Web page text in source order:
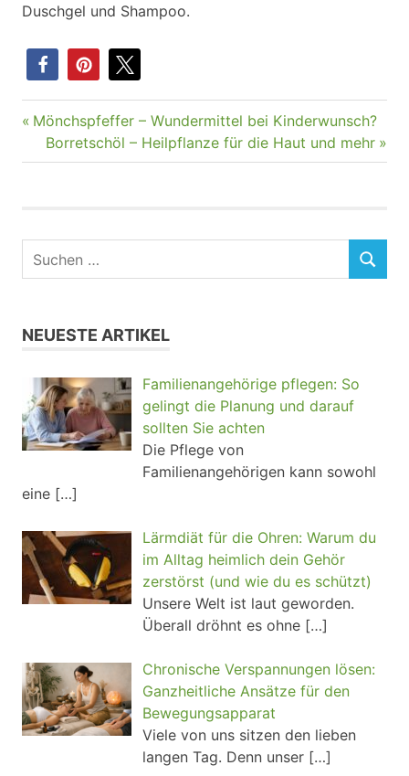
Duschgel und Shampoo.
Beitragsnavigation
Vorheriger
Beitrag:
Mönchspfeffer – Wundermittel bei Kinderwunsch?
Nächster
Beitrag:
Borretschöl – Heilpflanze für die Haut und mehr
NEUESTE ARTIKEL
Familienangehörige pflegen: So
gelingt die Planung und darauf
sollten Sie achten
Die Pflege von
Familienangehörigen kann sowohl
eine […]
Lärmdiät für die Ohren: Warum du
im Alltag heimlich dein Gehör
zerstörst (und wie du es schützt)
Unsere Welt ist laut geworden.
Überall dröhnt es ohne […]
Chronische Verspannungen lösen:
Ganzheitliche Ansätze für den
Bewegungsapparat
Viele von uns sitzen den lieben
langen Tag. Denn unser […]